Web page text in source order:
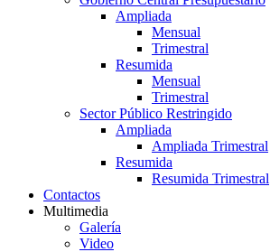
Ampliada
Mensual
Trimestral
Resumida
Mensual
Trimestral
Sector Público Restringido
Ampliada
Ampliada Trimestral
Resumida
Resumida Trimestral
Contactos
Multimedia
Galería
Video